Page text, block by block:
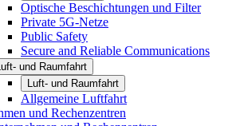
Optische Beschichtungen und Filter
Private 5G-Netze
Public Safety
Secure and Reliable Communications
und Raumfahrt
Luft- und Raumfahrt
Allgemeine Luftfahrt
und Rechenzentren